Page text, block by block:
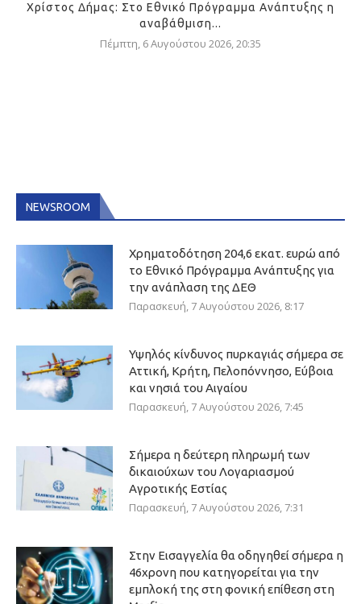
Χρίστος Δήμας: Στο Εθνικό Πρόγραμμα Ανάπτυξης η
αναβάθμιση...
Πέμπτη, 6 Αυγούστου 2026, 20:35
NEWSROOM
Χρηματοδότηση 204,6 εκατ. ευρώ από
το Εθνικό Πρόγραμμα Ανάπτυξης για
την ανάπλαση της ΔΕΘ
Παρασκευή, 7 Αυγούστου 2026, 8:17
Υψηλός κίνδυνος πυρκαγιάς σήμερα σε
Αττική, Κρήτη, Πελοπόννησο, Εύβοια
και νησιά του Αιγαίου
Παρασκευή, 7 Αυγούστου 2026, 7:45
Σήμερα η δεύτερη πληρωμή των
δικαιούχων του Λογαριασμού
Αγροτικής Εστίας
Παρασκευή, 7 Αυγούστου 2026, 7:31
Στην Εισαγγελία θα οδηγηθεί σήμερα η
46χρονη που κατηγορείται για την
εμπλοκή της στη φονική επίθεση στη